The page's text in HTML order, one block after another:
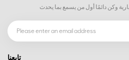
تابعنا